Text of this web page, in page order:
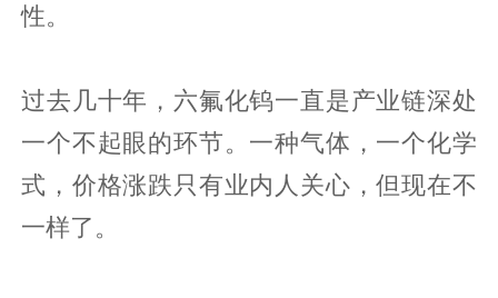
性。
过去几十年，六氟化钨一直是产业链深处
一个不起眼的环节。一种气体，一个化学
式，价格涨跌只有业内人关心，但现在不
一样了。